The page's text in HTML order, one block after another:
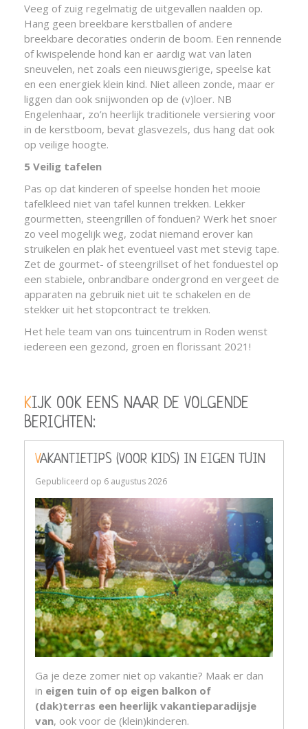
Veeg of zuig regelmatig de uitgevallen naalden op.
Hang geen breekbare kerstballen of andere
breekbare decoraties onderin de boom. Een rennende
of kwispelende hond kan er aardig wat van laten
sneuvelen, net zoals een nieuwsgierige, speelse kat
en een energiek klein kind. Niet alleen zonde, maar er
liggen dan ook snijwonden op de (v)loer. NB
Engelenhaar, zo’n heerlijk traditionele versiering voor
in de kerstboom, bevat glasvezels, dus hang dat ook
op veilige hoogte.
5 Veilig tafelen
Pas op dat kinderen of speelse honden het mooie
tafelkleed niet van tafel kunnen trekken. Lekker
gourmetten, steengrillen of fonduen? Werk het snoer
zo veel mogelijk weg, zodat niemand erover kan
struikelen en plak het eventueel vast met stevig tape.
Zet de gourmet- of steengrillset of het fonduestel op
een stabiele, onbrandbare ondergrond en vergeet de
apparaten na gebruik niet uit te schakelen en de
stekker uit het stopcontract te trekken.
Het hele team van ons tuincentrum in Roden wenst
iedereen een gezond, groen en florissant 2021!
KIJK OOK EENS NAAR DE VOLGENDE
BERICHTEN:
VAKANTIETIPS (VOOR KIDS) IN EIGEN TUIN
Gepubliceerd op 6 augustus 2026
Ga je deze zomer niet op vakantie? Maak er dan
in eigen tuin of op eigen balkon of
(dak)terras een heerlijk vakantieparadijsje
van, ook voor de (klein)kinderen.